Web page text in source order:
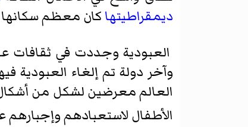
ديمقراطيتها كان معظم
العبودية وجددت في ثقافات
العالم معرضين لشكل من أشكال
الأطفال لاستعبادهم وإجبارهم